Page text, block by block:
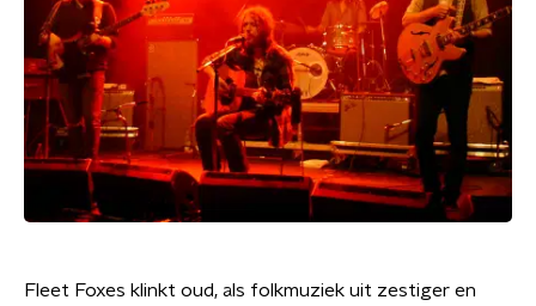
Fleet Foxes klinkt oud, als folkmuziek uit zestiger en